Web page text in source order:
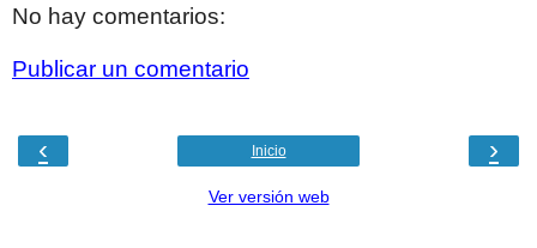
No hay comentarios:
Publicar un comentario
‹ ›
Inicio
Ver versión web